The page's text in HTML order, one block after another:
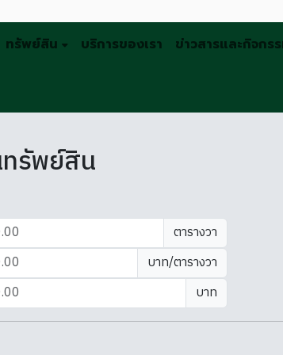
ทรัพย์สิน บริการของเรา ข่าวสารและกิจกร
ทรัพย์สิน
ตารางวา
บาท/ตารางวา
บาท